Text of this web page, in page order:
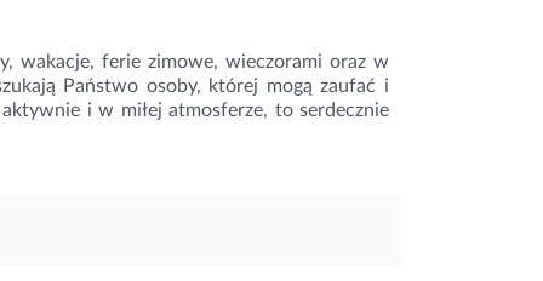
wakacje, ferie zimowe, wieczorami oraz w
Państwo osoby, której mogą zaufać i
i w miłej atmosferze, to serdecznie